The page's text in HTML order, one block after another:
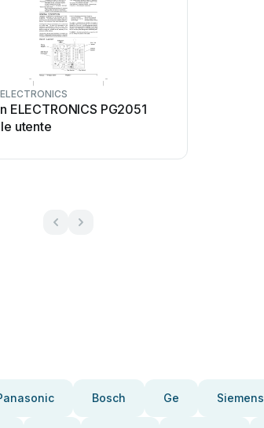
ELECTRONICS PG2051
utente
Bosch Ge Siemens